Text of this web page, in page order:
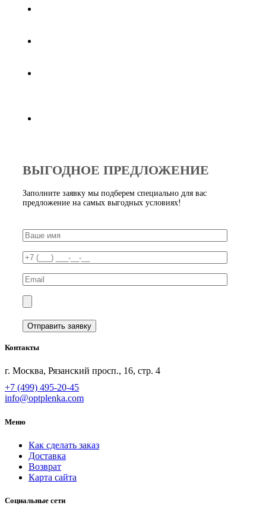
ВЫГОДНОЕ ПРЕДЛОЖЕНИЕ
Заполните заявку мы подберем специально для вас
предложение на самых выгодных условиях!
Контакты
г. Москва, Рязанский просп., 16, стр. 4
+7 (499) 495-20-45
info@optplenka.com
Меню
Как сделать заказ
Доставка
Возврат
Карта сайта
Социальные сети